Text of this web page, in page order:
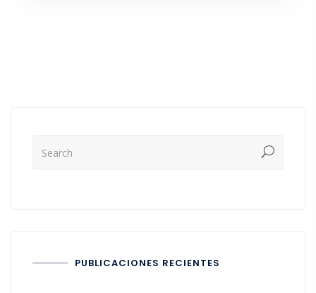
PUBLICACIONES RECIENTES